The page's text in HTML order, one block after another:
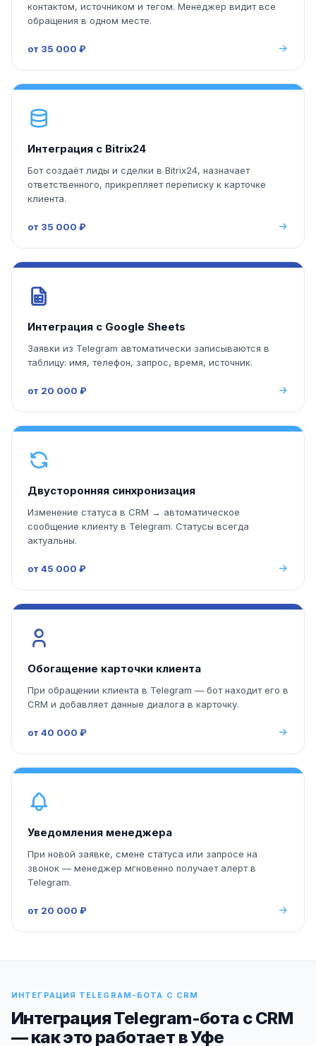
контактом, источником и тегом. Менеджер видит все
обращения в одном месте.
от 35 000 ₽
Интеграция с Bitrix24
Бот создаёт лиды и сделки в Bitrix24, назначает
ответственного, прикрепляет переписку к карточке
клиента.
от 35 000 ₽
Интеграция с Google Sheets
Заявки из Telegram автоматически записываются в
таблицу: имя, телефон, запрос, время, источник.
от 20 000 ₽
Двусторонняя синхронизация
Изменение статуса в CRM → автоматическое
сообщение клиенту в Telegram. Статусы всегда
актуальны.
от 45 000 ₽
Обогащение карточки клиента
При обращении клиента в Telegram — бот находит его в
CRM и добавляет данные диалога в карточку.
от 40 000 ₽
Уведомления менеджера
При новой заявке, смене статуса или запросе на
звонок — менеджер мгновенно получает алерт в
Telegram.
от 20 000 ₽
ИНТЕГРАЦИЯ TELEGRAM-БОТА С CRM
Интеграция Telegram-бота с CRM
— как это работает в Уфе